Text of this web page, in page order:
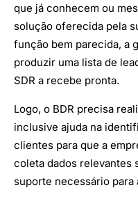
que já conhecem ou
solução oferecida pela
função bem parecida, a
produzir uma lista de
SDR a recebe pronta.
Logo, o BDR precisa
inclusive ajuda na
clientes para que a
coleta dados relevantes
suporte necessário